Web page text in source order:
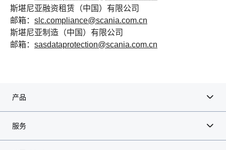
斯堪尼亚融资租赁（中国）有限公司
邮箱： slc.compliance@scania.com.cn
斯堪尼亚制造（中国）有限公司
邮箱： sasdataprotection@scania.com.cn
产品
服务